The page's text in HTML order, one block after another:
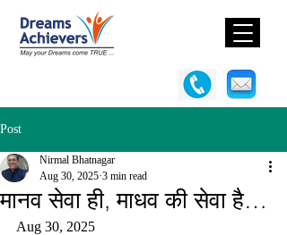
Post
मानव सेवा ही, माधव की सेवा है…
Nirmal Bhatnagar
Aug 30, 2025 3 min read
Aug 30, 2025